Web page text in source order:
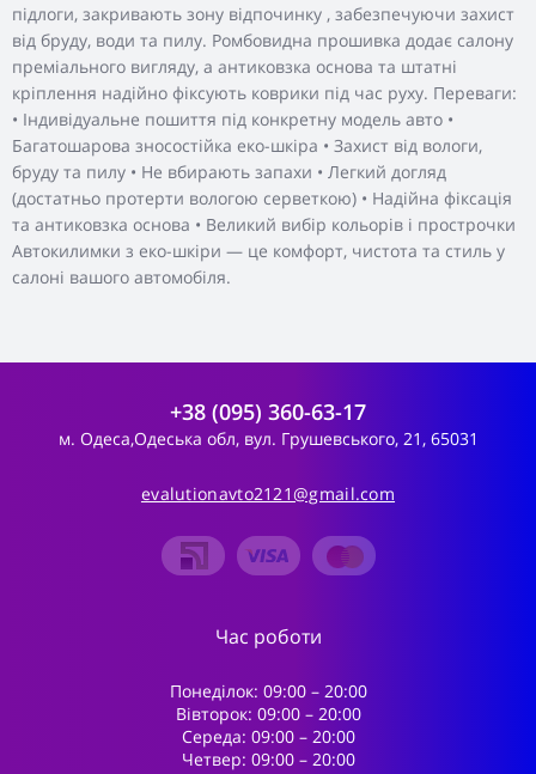
підлоги, закривають зону відпочинку , забезпечуючи захист
від бруду, води та пилу. Ромбовидна прошивка додає салону
преміального вигляду, а антиковзка основа та штатні
кріплення надійно фіксують коврики під час руху. Переваги:
• Індивідуальне пошиття під конкретну модель авто •
Багатошарова зносостійка еко-шкіра • Захист від вологи,
бруду та пилу • Не вбирають запахи • Легкий догляд
(достатньо протерти вологою серветкою) • Надійна фіксація
та антиковзка основа • Великий вибір кольорів і прострочки
Автокилимки з еко-шкіри — це комфорт, чистота та стиль у
салоні вашого автомобіля.
+38 (095) 360-63-17
м. Одеса,Одеська обл, вул. Грушевського, 21, 65031
evalutionavto2121@gmail.com
Час роботи
Понеділок: 09:00 – 20:00
Вівторок: 09:00 – 20:00
Середа: 09:00 – 20:00
Четвер: 09:00 – 20:00